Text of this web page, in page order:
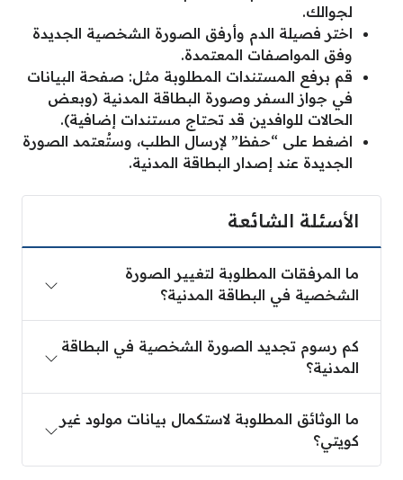
لجوالك.
اختر فصيلة الدم وأرفق الصورة الشخصية الجديدة
وفق المواصفات المعتمدة.
قم برفع المستندات المطلوبة مثل: صفحة البيانات
في جواز السفر وصورة البطاقة المدنية (وبعض
الحالات للوافدين قد تحتاج مستندات إضافية).
اضغط على “حفظ” لإرسال الطلب، وستُعتمد الصورة
الجديدة عند إصدار البطاقة المدنية.
الأسئلة الشائعة
ما المرفقات المطلوبة لتغيير الصورة
الشخصية في البطاقة المدنية؟
كم رسوم تجديد الصورة الشخصية في البطاقة
المدنية؟
ما الوثائق المطلوبة لاستكمال بيانات مولود غير
كويتي؟